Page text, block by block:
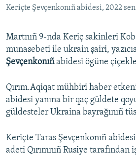
QOŞULIÑIZ!
RFE/RS bütün saytları
Keriçte Şevçenkonıñ abidesi, 2022
Martnıñ 9-nda Keriç sakinleri
munasebeti ile ukrain şairi,
Şevçenkonıñabidesi ögüne
Qırım.Aqiqat mühbiri haber
abidesi yanına bir qaç güldete
güldesteler Ukraina bayrağınıñ
Keriçte Taras Şevçenkonıñ
adeti Qırımnıñ Rusiye tarafından